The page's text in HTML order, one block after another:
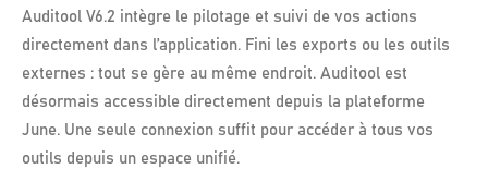
Tarifs
Ressources
A propos
Shop
Auditool V6.2 intègre le pilotage et suivi de vos actions
directement dans l’application. Fini les exports ou les outils
externes : tout se gère au même endroit. Auditool est
désormais accessible directement depuis la plateforme
June. Une seule connexion suffit pour accéder à tous vos
outils depuis un espace unifié.